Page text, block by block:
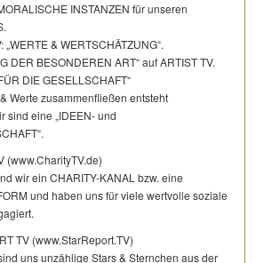
INSTANZEN für unseren
„WERTE & WERTSCHÄTZUNG“.
DER BESONDEREN ART“ auf ARTIST TV.
DIE GESELLSCHAFT“
Werte zusammenfließen entsteht
sind eine „IDEEN- und
(www.CharityTV.de)
wir ein CHARITY-KANAL bzw. eine
und haben uns für viele wertvolle soziale
TV (www.StarReport.TV)
uns unzählige Stars & Sternchen aus der